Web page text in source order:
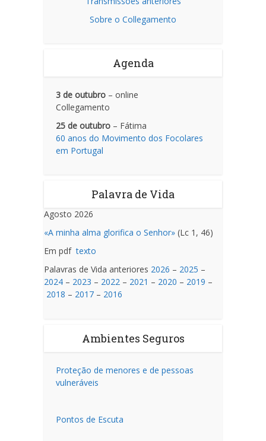
Sobre o Collegamento
Agenda
3 de outubro – online
Collegamento
25 de outubro – Fátima
60 anos do Movimento dos Focolares
em Portugal
Palavra de Vida
Agosto 2026
«A minha alma glorifica o Senhor» (Lc 1, 46)
Em pdftexto
Palavras de Vida anteriores 2026 – 2025 –
2024 – 2023 – 2022 – 2021 – 2020 – 2019 –
2018 – 2017 – 2016
Ambientes Seguros
Proteção de menores e de pessoas
vulneráveis
Pontos de Escuta